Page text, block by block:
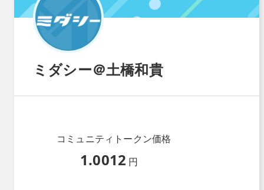
ミダシー＠土橋和貴
コミュニティトークン価格
1.0012 円